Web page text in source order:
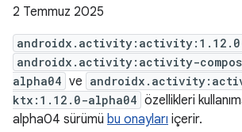
2 Temmuz 2025
androidx.activity:activity-
alpha04 ve
ktx:1.12.0-alpha04 özellikleri
alpha04 sürümü bu onayları içerir.